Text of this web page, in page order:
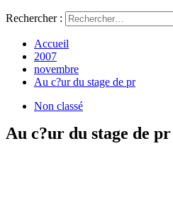
Rechercher :
Accueil
2007
novembre
Au c?ur du stage de pr
Non classé
Au c?ur du stage de pr